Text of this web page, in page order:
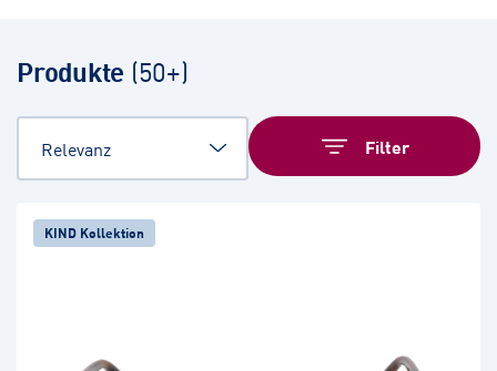
Produkte (50+)
Filter
KIND Kollektion